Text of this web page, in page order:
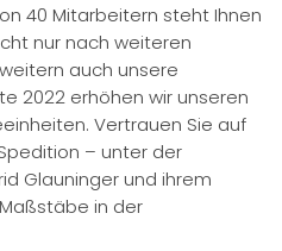
40 Mitarbeitern steht Ihnen
nur nach weiteren
auch unsere
2022 erhöhen wir unseren
Vertrauen Sie auf
– unter der
Glauninger und ihrem
in der